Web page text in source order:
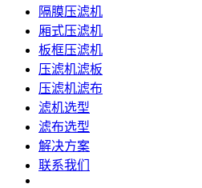
隔膜压滤机
厢式压滤机
板框压滤机
压滤机滤板
压滤机滤布
滤机选型
滤布选型
解决方案
联系我们